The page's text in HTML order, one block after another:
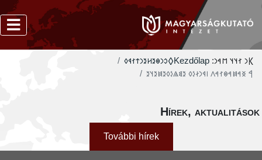
𐲞𐳙 𐳐𐳦𐳦 𐳮𐳀𐳙:
Kezdőlap
‮𐲓𐳛𐳙𐳌𐳉𐳢𐳉𐳙𐳄𐳐𐳁𐳓
‮𐲀 𐳏𐳀𐳯𐳀𐳌𐳐𐳀𐳤 𐳥𐳁𐳙𐳇𐳋𐳓 𐳉𐳘𐳖𐳋𐳓𐳉𐳯𐳉𐳦𐳉
Hírek,
További hírek